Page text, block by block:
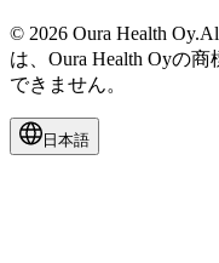
© 2026 Oura Health
は、Oura Health Oyの
できません。
日本語